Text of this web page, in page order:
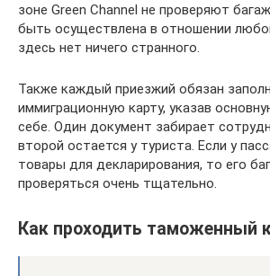
зоне Green Channel не проверяют
быть осуществлена в отношении
здесь нет ничего странного.
Также каждый приезжий обязан
иммиграционную карту, указав
себе. Один документ забирает
второй остается у туриста. Если у
товары для декларирования, то его
проверяться очень тщательно.
Как проходить таможенный